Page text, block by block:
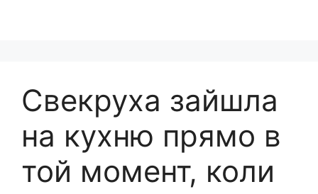
Свекруха зайшла
на кухню прямо в
той момент, коли